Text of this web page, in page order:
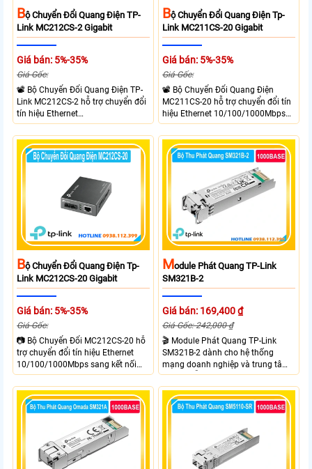
BỘ Chuyển Đổi Quang Điện TP-
Link MC212CS-2 Gigabit
Giá bán: 5%-35%
Giá Gốc:
📽 Bộ Chuyển Đổi Quang Điện TP-
Link MC212CS-2 hỗ trợ chuyển đổi
tín hiệu Ethernet
10/100/1000Mbps sang kết nối
cáp quang Gigabit Single Mode SC
WDM hai chiều. Trang bị 1 cổng
RJ45 Gigabit Auto MDI/MDIX và 1
chiều đồng thời lên đến 20km.
BỘ Chuyển Đổi Quang Điện Tp-
Link MC211CS-20 Gigabit
Giá bán: 5%-35%
Giá Gốc:
📽 Bộ Chuyển Đổi Quang Điện
MC211CS-20 hỗ trợ chuyển đổi tín
hiệu Ethernet 10/100/1000Mbps
sang kết nối cáp quang Gigabit
Single Mode SC WDM hai chiều.
Trang bị 1 cổng RJ45 Gigabit Auto
MDI/MDIX và 1 cổng SC Gigabit hỗ
trợ truyền dữ liệu hai chiều đồng
thời lên đến 20km.
BỘ Chuyển Đổi Quang Điện Tp-
Link MC212CS-20 Gigabit
Giá bán: 5%-35%
Giá Gốc:
📷 Bộ Chuyển Đổi MC212CS-20 hỗ
trợ chuyển đổi tín hiệu Ethernet
10/100/1000Mbps sang kết nối
cáp quang Gigabit Single Mode SC
WDM hai chiều. Trang bị 1 cổng
RJ45 Gigabit Auto MDI/MDIX và 1
cổng SC Gigabit truyền dữ liệu hai
chiều đồng thời với khoảng cách
lên đến 20km. Sử dụng bước sóng
Tx 1550nm, Rx 1310nm và hỗ trợ
khung gắn TL FC1420 để đặt trên
MOdule Phát Quang TP-Link
SM321B-2
Giá bán: 169,400 ₫
Giá Gốc: 242,000 ₫
🎬 Module Phát Quang TP-Link
SM321B-2 dành cho hệ thống
mạng doanh nghiệp và trung tâm
dữ liệu hỗ trợ tốc độ truyền tải
1.25Gbps, truyền xa đến 2km trên
cáp quang Single-Mode